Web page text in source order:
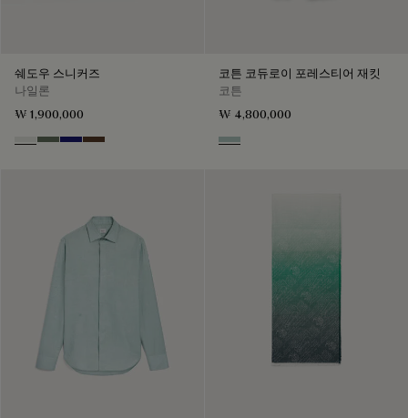
쉐도우 스니커즈
나일론
₩ 1,900,000
Cloud White
Leaf Green
Midnight Blue
Earth Brown
코튼 코듀로이 포레스티어 재킷
코튼
₩ 4,800,000
Duck Egg